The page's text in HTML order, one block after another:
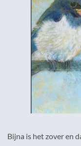
Bijna is het zover en